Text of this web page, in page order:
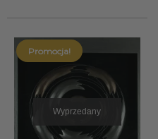
Promocja!
Wyprzedany